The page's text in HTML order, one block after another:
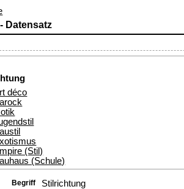
Datensatz
déco
(Stil)
(Schule)
Begriff Stilrichtung